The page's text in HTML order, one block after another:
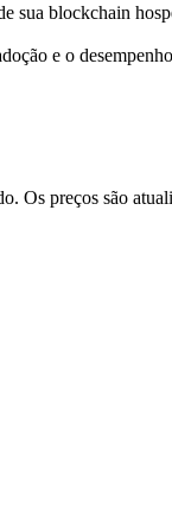
blockchain
e o
Os preços são